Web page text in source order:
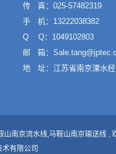
传 真：025-57482319
手 机：13222038382
Q Q：1049102803
邮 箱：
地 址：江苏省南京溧水经
山南京流水线 马鞍山南京输送线 ,
有限公司